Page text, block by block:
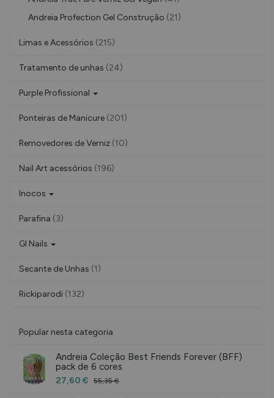
Andreia Profection Gel Construção (21)
Limas e Acessórios (215)
Tratamento de unhas (24)
Purple Profissional
Ponteiras de Manicure (201)
Removedores de Verniz (10)
Nail Art acessórios (196)
Inocos
Parafina (3)
Gl Nails
Secante de Unhas (1)
Rickiparodi (132)
Popular nesta categoria
Andreia Coleção Best Friends Forever (BFF)
pack de 6 cores
27,60 € 55,35 €